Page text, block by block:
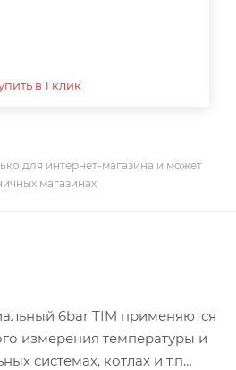
в 1 клик
для интернет-магазина и может
магазинах
6bar TIM применяются
измерения температуры и
системах, котлах и т.п